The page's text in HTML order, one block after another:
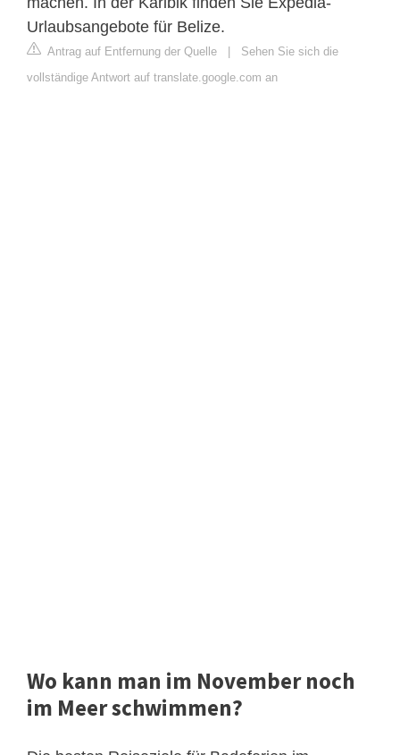
Urlaubsangebote für Belize.
Antrag auf Entfernung der Quelle | Sehen Sie sich die
vollständige Antwort auf translate.google.com an
Wo kann man im November noch
im Meer schwimmen?